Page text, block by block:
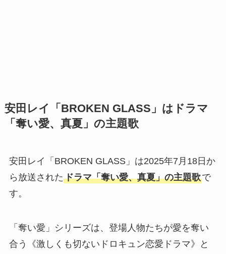
安田レイ「BROKEN GLASS」はドラマ
「奪い愛、真夏」の主題歌
安田レイ「BROKEN GLASS」は2025年7月18日か
ら放送されたドラマ「奪い愛、真夏」の主題歌で
す。
「奪い愛」シリーズは、登場人物たちが愛を奪い
合う《激しくも切ないドロキュン恋愛ドラマ》と